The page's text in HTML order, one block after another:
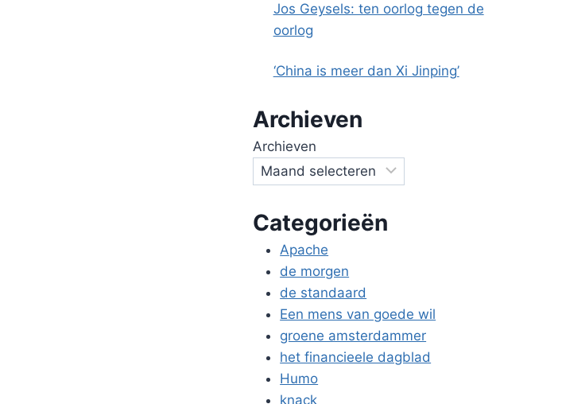
Jos Geysels: ten oorlog tegen de
oorlog
‘China is meer dan Xi Jinping’
Archieven
Archieven
Categorieën
Apache
de morgen
de standaard
Een mens van goede wil
groene amsterdammer
het financieele dagblad
Humo
knack